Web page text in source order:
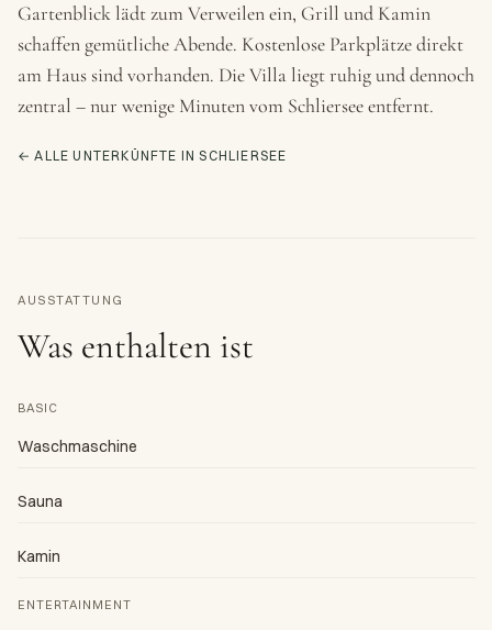
Gartenblick lädt zum Verweilen ein, Grill und Kamin
schaffen gemütliche Abende. Kostenlose Parkplätze direkt
am Haus sind vorhanden. Die Villa liegt ruhig und dennoch
zentral – nur wenige Minuten vom Schliersee entfernt.
← ALLE UNTERKÜNFTE IN SCHLIERSEE
AUSSTATTUNG
Was enthalten ist
BASIC
Waschmaschine
Sauna
Kamin
ENTERTAINMENT